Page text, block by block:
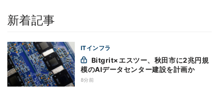
新着記事
ITインフラ
模のAIデータセンター建設を計画か
8分前